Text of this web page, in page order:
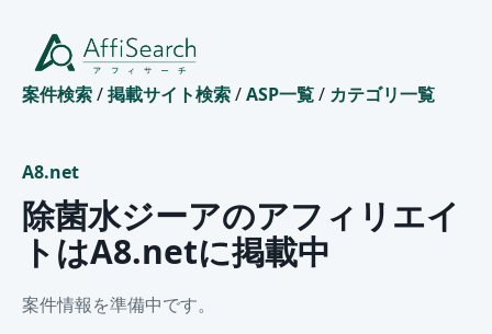
案件検索/掲載サイト検索/ASP一覧/ カテゴリ一覧
A8.net
除菌水ジーアのアフィリエイ
トはA8.netに掲載中
案件情報を準備中です。